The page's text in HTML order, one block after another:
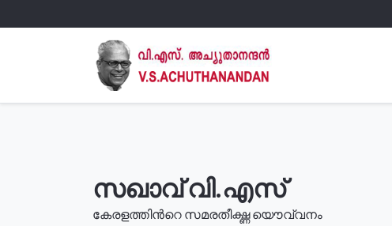
സഖാവ് വി.എസ്
കേരളത്തിൻറെ സമരതീക്ഷ്ണ യൌവ്വനം